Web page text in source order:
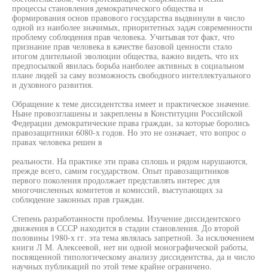
процессы становления демократического общества и
формирования основ правового государства выдвинули в число
одной из наиболее значимых, приоритетных задач современности
проблему соблюдения прав человека. Учитывая тот факт, что
признание прав человека в качестве базовой ценности стало
итогом длительной эволюции общества, важно видеть, что их
предпосылкой явилась борьба наиболее активных в социальном
плане людей за саму возможность свободного интеллектуального
и духовного развития.
Обращение к теме диссидентства имеет и практическое значение.
Ныне провозглашены и закреплены в Конституции Российской
Федерации демократические права граждан, за которые боролись
правозащитники 6080-х годов. Но это не означает, что вопрос о
правах человека решен в
реальности. На практике эти права сплошь и рядом нарушаются,
прежде всего, самим государством. Опыт правозащитников
первого поколения продолжает представлять интерес для
многочисленных комитетов и комиссий, выступающих за
соблюдение законных прав граждан.
Степень разработанности проблемы. Изучение диссидентского
движения в СССР находится в стадии становления. До второй
половины 1980-х гг. эта тема являлась запретной. За исключением
книги Л М. Алексеевой, нет ни одной монографической работы,
посвященной типологическому анализу диссидентства, да и число
научных публикаций по этой теме крайне ограничено.